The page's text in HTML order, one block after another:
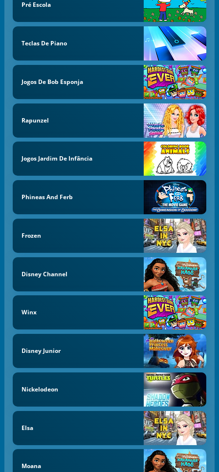
Pré Escola
Teclas De Piano
Jogos De Bob Esponja
Rapunzel
Jogos Jardim De Infância
Phineas And Ferb
Frozen
Disney Channel
Winx
Disney Junior
Nickelodeon
Elsa
Moana